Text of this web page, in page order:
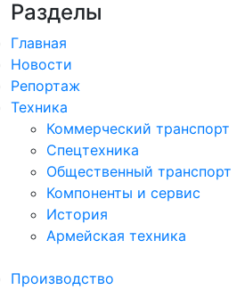
Разделы
Главная
Новости
Репортаж
Техника
Коммерческий транспорт
Спецтехника
Общественный транспорт
Компоненты и сервис
История
Армейская техника
Производство